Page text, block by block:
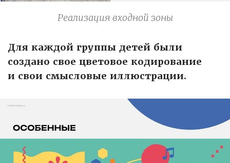
Реализация входной зоны
Для каждой группы детей были
создано свое цветовое кодирование
и свои смысловые иллюстрации.